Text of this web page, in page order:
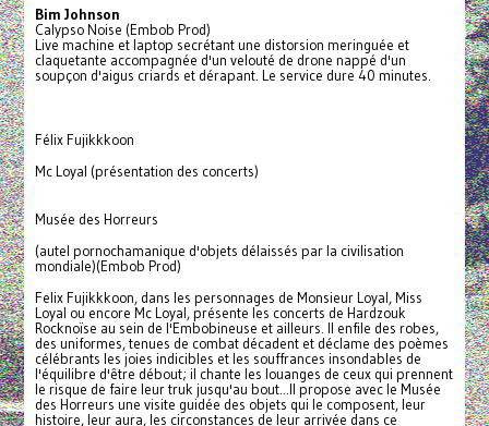
Bim Johnson
Calypso Noise (Embob Prod)
Live machine et laptop secrétant une distorsion meringuée et
claquetante accompagnée d'un velouté de drone nappé d'un
soupçon d'aigus criards et dérapant. Le service dure 40 minutes.
Félix Fujikkkoon
Mc Loyal (présentation des concerts)
Musée des Horreurs
(autel pornochamanique d'objets délaissés par la civilisation
mondiale)(Embob Prod)
Felix Fujikkkoon, dans les personnages de Monsieur Loyal, Miss
Loyal ou encore Mc Loyal, présente les concerts de Hardzouk
Rocknoïse au sein de l'Embobineuse et ailleurs. Il enfile des robes,
des uniformes, tenues de combat décadent et déclame des poèmes
célébrants les joies indicibles et les souffrances insondables de
l'équilibre d'être débout; il chante les louanges de ceux qui prennent
le risque de faire leur truk jusqu'au bout...Il propose avec le Musée
des Horreurs une visite guidée des objets qui le composent, leur
histoire, leur aura, les circonstances de leur arrivée dans ce